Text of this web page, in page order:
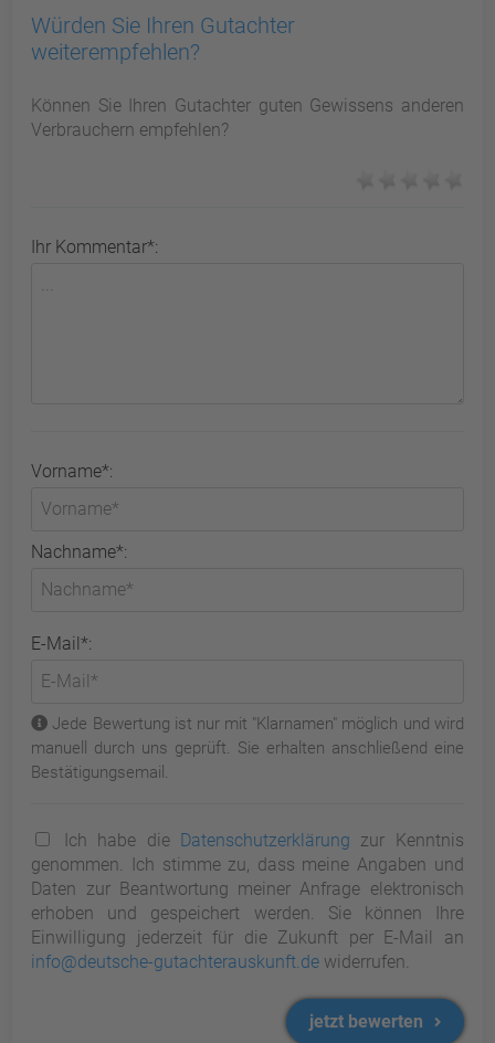
Würden Sie Ihren Gutachter
weiterempfehlen?
Können Sie Ihren Gutachter guten Gewissens anderen
Verbrauchern empfehlen?
Ihr Kommentar*:
Vorname*:
Nachname*:
E-Mail*:
Jede Bewertung ist nur mit "Klarnamen" möglich und wird
manuell durch uns geprüft. Sie erhalten anschließend eine
Bestätigungsemail.
Ich habe die Datenschutzerklärung zur Kenntnis
genommen. Ich stimme zu, dass meine Angaben und
Daten zur Beantwortung meiner Anfrage elektronisch
erhoben und gespeichert werden. Sie können Ihre
Einwilligung jederzeit für die Zukunft per E-Mail an
info@deutsche-gutachterauskunft.de widerrufen.
jetzt bewerten